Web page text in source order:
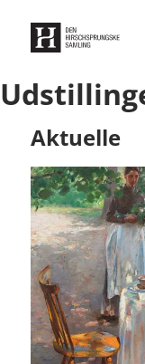
Aktuelle